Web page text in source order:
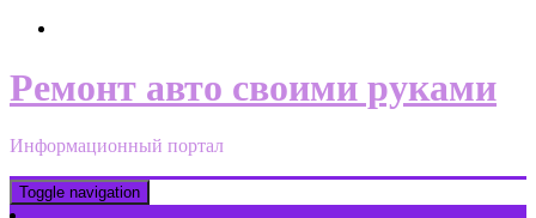
Ремонт авто своими руками
Информационный портал
Toggle navigation